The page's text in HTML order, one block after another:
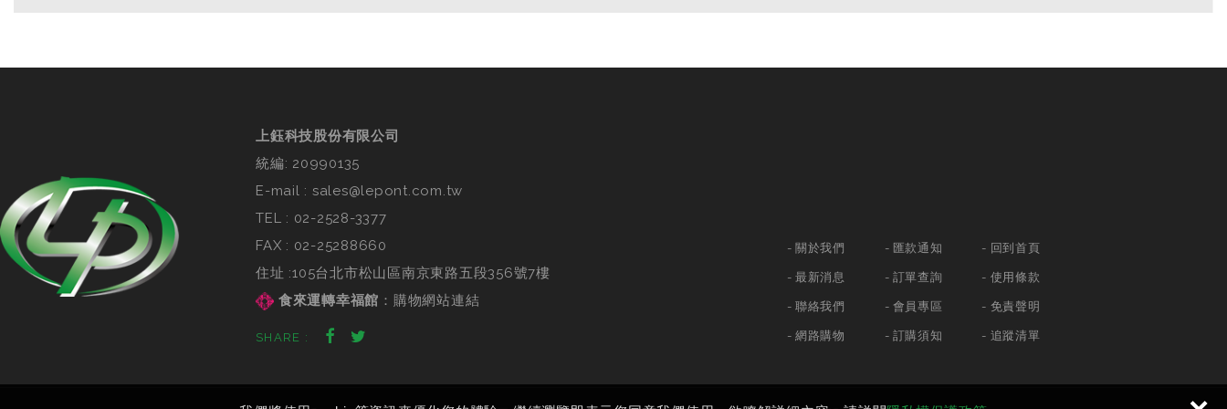
上鈺科技股份有限公司
統編: 20990135
E-mail : sales@lepont.com.tw
TEL : 02-2528-3377
FAX : 02-25288660
住址 :105台北市松山區南京東路五段356號7樓
食來運轉幸福館 ： 購物網站連結
關於我們
最新消息
聯絡我們
網路購物
匯款通知
訂單查詢
會員專區
訂購須知
回到首頁
使用條款
免責聲明
追蹤清單